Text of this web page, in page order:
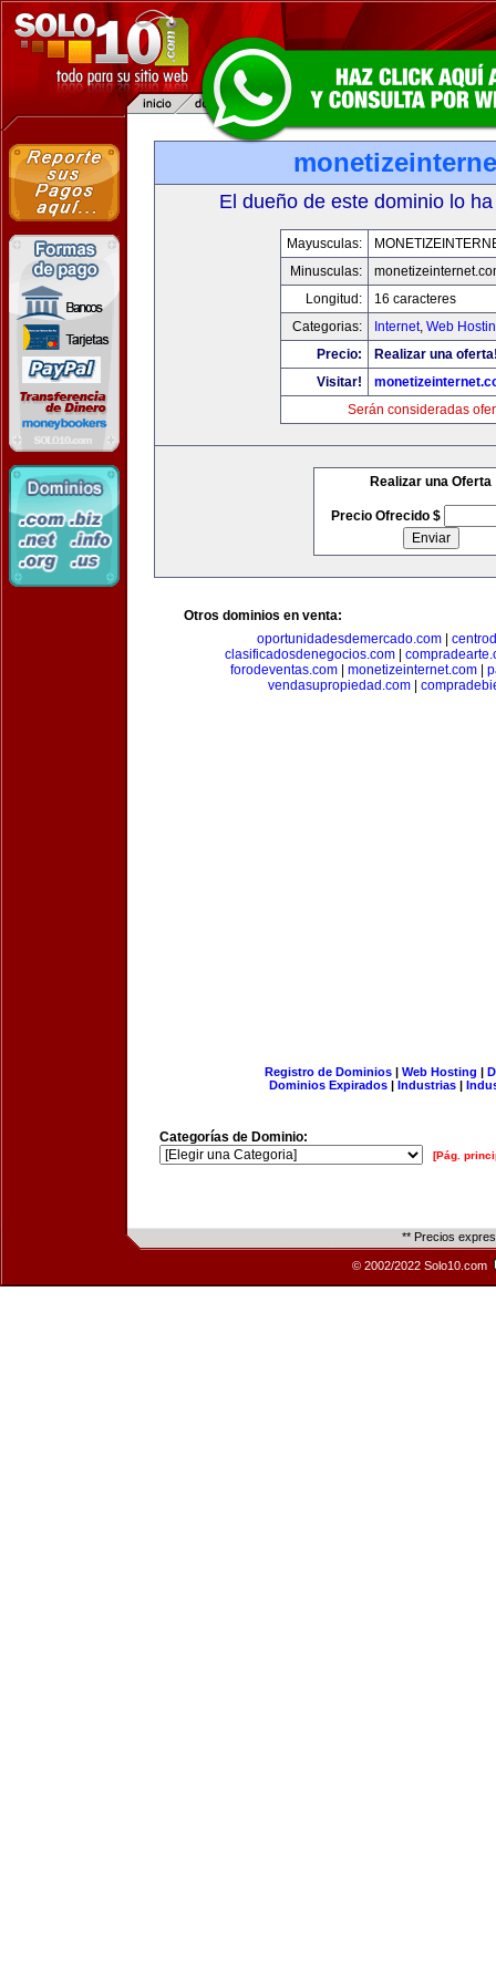
El dueño de este dominio lo
Mayusculas:
Minusculas:
Longitud:
16 caracteres
Categorias:
Internet, Web
Precio:
Realizar una
Visitar!
Serán consideradas
Realizar una Oferta
Precio Ofrecido $
Otros dominios en venta:
oportunidadesdemercado.com
clasificadosdenegocios.com|
forodeventas.com| monetizeinternet.com|
vendasupropiedad.com|
Registro de Dominios| Web Hosting |
Dominios Expirados | Industrias |
Categorías de Dominio:
[Pág.
** Precios
© 2002/2022 Solo10.com